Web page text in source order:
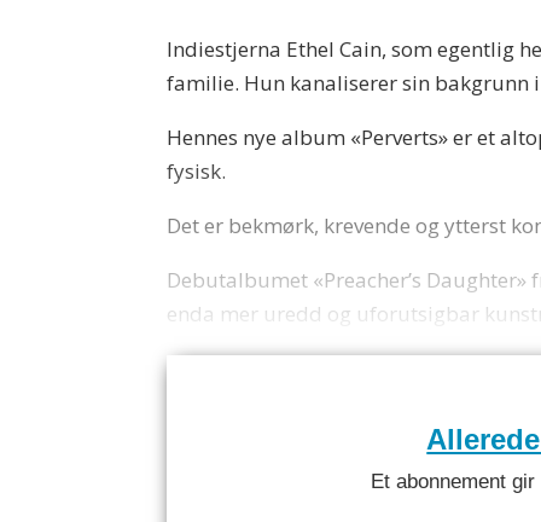
Indiestjerna Ethel Cain, som egentlig
familie. Hun kanaliserer sin bakgrunn
Hennes nye album «Perverts» er et
fysisk.
Det er bekmørk, krevende og ytterst
Debutalbumet «Preacher’s
enda mer uredd og uforutsigbar
Et abonnement